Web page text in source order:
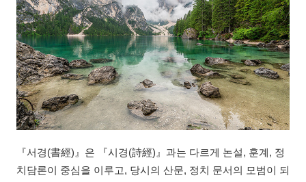
『서경(書經)』은 『시경(詩經)』과는 다르게 논설, 훈계, 정
치담론이 중심을 이루고, 당시의 산문, 정치 문서의 모범이 되